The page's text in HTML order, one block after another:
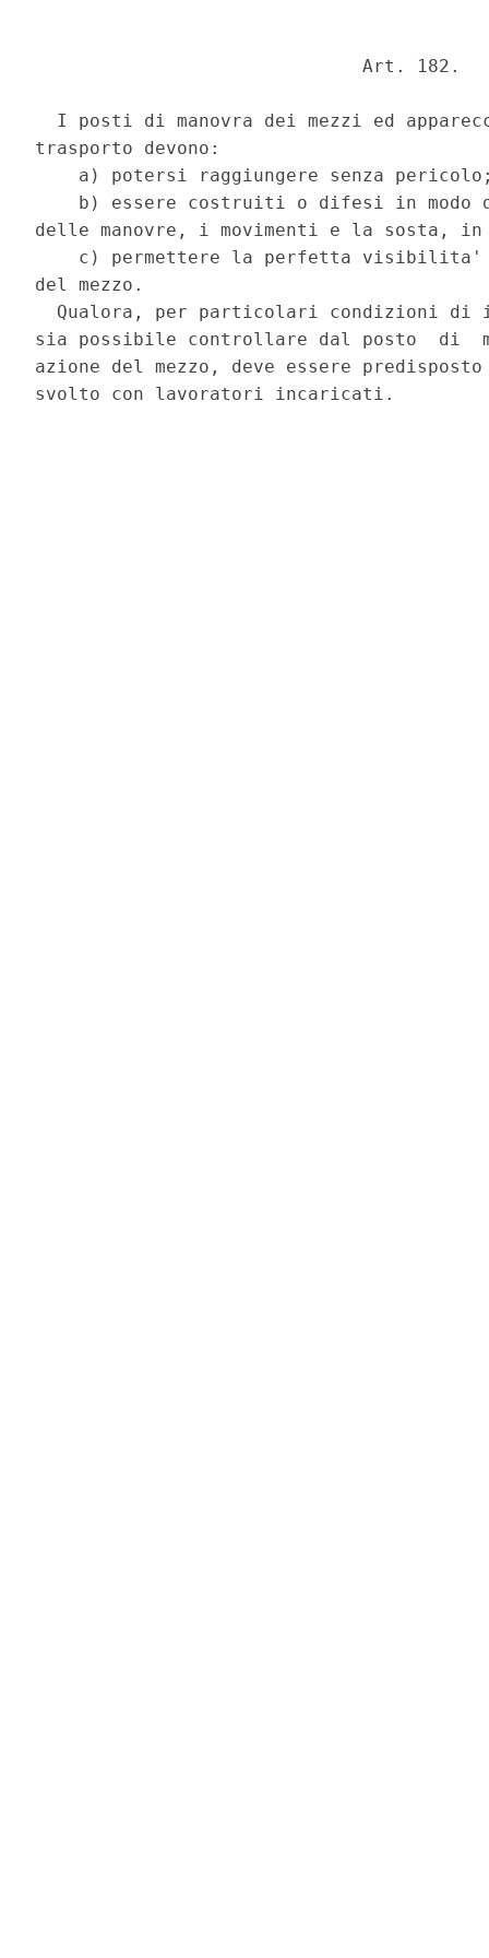
                              Art. 182.
I posti di manovra dei mezzi ed
trasporto devono:
a) potersi raggiungere senza
b) essere costruiti o difesi in modo
delle manovre, i movimenti e la sosta,
c) permettere la perfetta
del mezzo.
Qualora, per particolari condizioni di
sia possibile controllare dal posto  di
azione del mezzo, deve essere